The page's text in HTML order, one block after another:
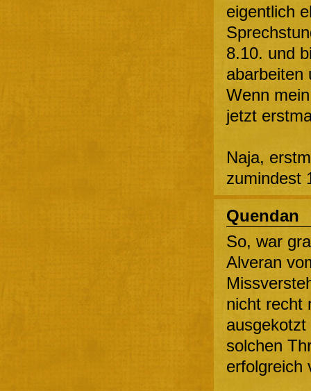
eigentlich
8.10. und
abarbeiten
Wenn
jetzt
Naja,
zumindest
Quendan
So, war
Alveran
nicht recht
solchen
erfolgreich